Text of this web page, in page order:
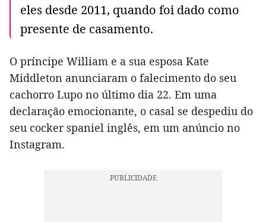
eles desde 2011, quando foi dado como
presente de casamento.
O príncipe William e a sua esposa Kate
Middleton anunciaram o falecimento do seu
cachorro Lupo no último dia 22. Em uma
declaração emocionante, o casal se despediu do
seu cocker spaniel inglês, em um anúncio no
Instagram.